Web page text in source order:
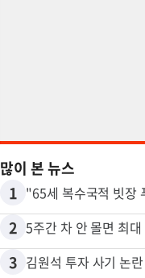
많이 본 뉴스
1
2 5주간 차 안 몰면 최
3 김원석 투자 사기 논